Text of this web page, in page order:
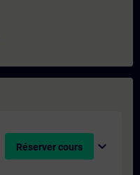
Réserver cours expand_more